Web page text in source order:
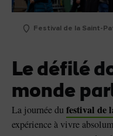
Festival de la Saint-
Le défilé
monde
La journée du festival de
expérience à vivre